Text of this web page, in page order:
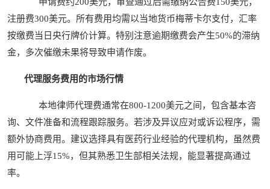
申请费约200美元，审查通过后需缴纳公告费150美元，
注册费300美元。所有费用均需以当地货币梅蒂卡尔支付，汇率
按缴费当日央行牌价计算。特别注意逾期缴费会产生50%的滞纳
金，多次催缴未果将导致申请作废。
代理服务费用的市场行情
本地律师代理费通常在800-1200美元之间，包含基本咨
询、文件准备和流程跟踪服务。若涉及异议应对或诉讼程序，需
额外协商费用。建议选择具有医药行业经验的代理机构，虽然费
用可能上浮15%，但其熟悉卫生部相关法规，能显著提高通过
率。